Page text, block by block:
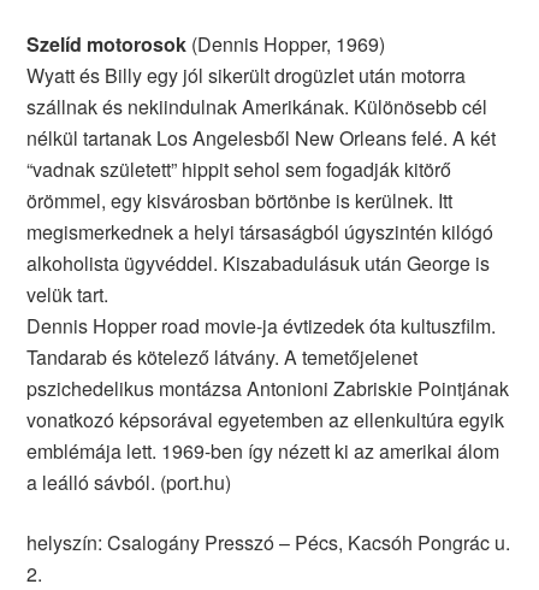
Szelíd motorosok (Dennis Hopper, 1969)
Wyatt és Billy egy jól sikerült drogüzlet után motorra
szállnak és nekiindulnak Amerikának. Különösebb cél
nélkül tartanak Los Angelesből New Orleans felé. A két
“vadnak született” hippit sehol sem fogadják kitörő
örömmel, egy kisvárosban börtönbe is kerülnek. Itt
megismerkednek a helyi társaságból úgyszintén kilógó
alkoholista ügyvéddel. Kiszabadulásuk után George is
velük tart.
Dennis Hopper road movie-ja évtizedek óta kultuszfilm.
Tandarab és kötelező látvány. A temetőjelenet
pszichedelikus montázsa Antonioni Zabriskie Pointjának
vonatkozó képsorával egyetemben az ellenkultúra egyik
emblémája lett. 1969-ben így nézett ki az amerikai álom
a leálló sávból. (port.hu)
helyszín: Csalogány Presszó – Pécs, Kacsóh Pongrác u.
2.